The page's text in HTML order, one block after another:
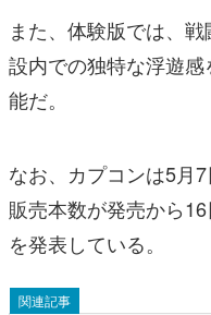
また、体験版では、
設内での独特な浮遊
能だ。
なお、カプコンは5月
販売本数が発売から
を発表している。
関連記事